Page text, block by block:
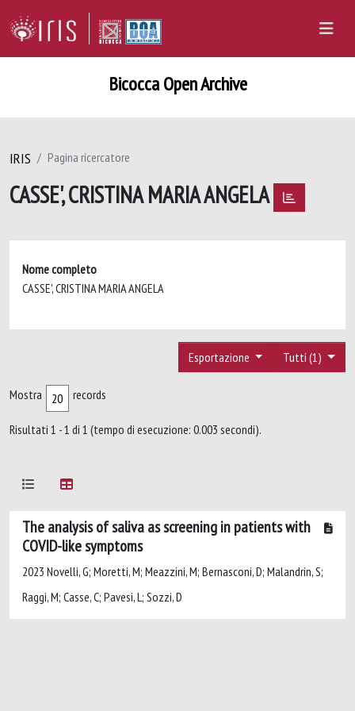
Bicocca Open Archive
IRIS Pagina ricercatore
CASSE', CRISTINA MARIA ANGELA
Nome completo
CASSE', CRISTINA MARIA ANGELA
Tutti (1)
Esportazione
Mostra records
Risultati 1 - 1 di 1 (tempo di esecuzione: 0.003 secondi).
The analysis of saliva as screening in patients with
COVID-like symptoms
2023 Novelli, G; Moretti, M; Meazzini, M; Bernasconi, D; Malandrin, S;
Raggi, M; Casse, C; Pavesi, L; Sozzi, D